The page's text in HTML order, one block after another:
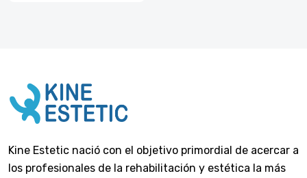
Kine Estetic nació con el objetivo primordial de acercar a
los profesionales de la rehabilitación y estética la más